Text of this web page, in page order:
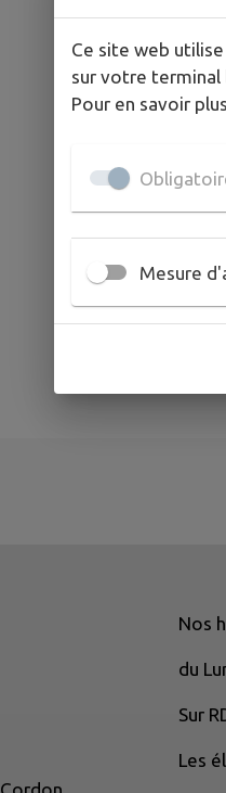
Le
Nos
du
Sur
Les
Ce site web
sur votre terminal
Pour en savoir
Mesure